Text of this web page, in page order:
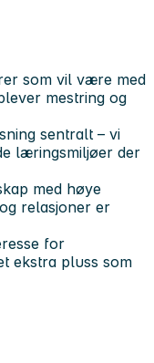
som vil være med
mestring og
sentralt – vi
læringsmiljøer der
med høye
relasjoner er
for
ekstra pluss som